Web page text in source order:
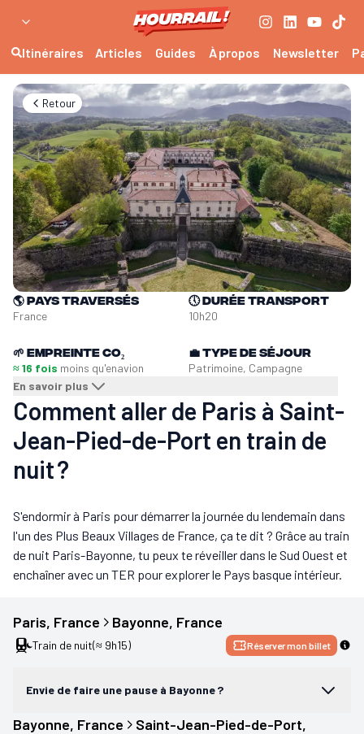
Itinéraires Articles Guides À propos Newsletter
Retour
🌎Pays traversés
France
🕔Durée transport
10h20
🌱 Empreinte CO₂
≈ 16 fois moins qu'enavion
En savoir plus
💼Type de séjour
Patrimoine, Campagne
Comment aller de Paris à Saint-
Jean-Pied-de-Port en train de
nuit ?
S'endormir à Paris pour démarrer la journée du lendemain dans
l'un des Plus Beaux Villages de France, ça te dit ? Grâce au train
de nuit Paris-Bayonne, tu peux te réveiller dans le Sud Ouest et
enchaîner avec un TER pour explorer le Pays basque intérieur.
Paris, France Bayonne, France
Train de nuit(≈ 9h15) Réserver mon billet
Envie de faire une pause à Bayonne ?
Bayonne, France Saint-Jean-Pied-de-Port,